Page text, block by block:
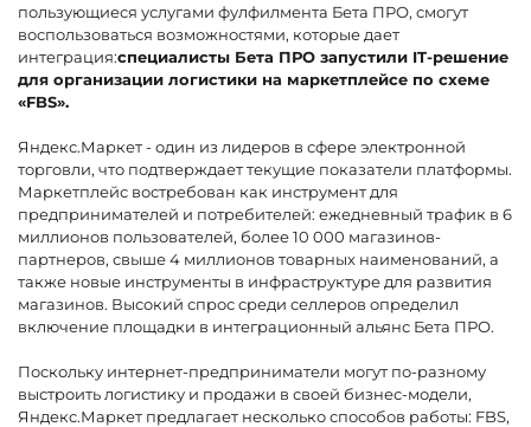
пользующиеся услугами фулфилмента Бета ПРО, смогут
воспользоваться возможностями, которые дает
интеграция:специалисты Бета ПРО запустили IT-решение
для организации логистики на маркетплейсе по схеме
«FBS».
Яндекс.Маркет - один из лидеров в сфере электронной
торговли, что подтверждает текущие показатели платформы.
Маркетплейс востребован как инструмент для
предпринимателей и потребителей: ежедневный трафик в 6
миллионов пользователей, более 10 000 магазинов-
партнеров, свыше 4 миллионов товарных наименований, а
также новые инструменты в инфраструктуре для развития
магазинов. Высокий спрос среди селлеров определил
включение площадки в интеграционный альянс Бета ПРО.
Поскольку интернет-предприниматели могут по-разному
выстроить логистику и продажи в своей бизнес-модели,
Яндекс.Маркет предлагает несколько способов работы: FBS,